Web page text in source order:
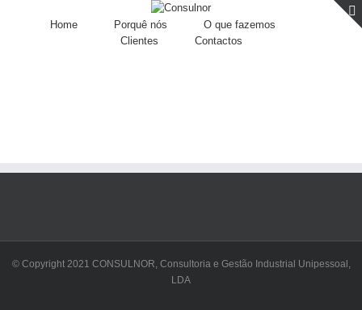
Home Porquê nós
O que fazemos
Clientes
Contactos
© Copyright 2021 CONSULNOR, Consultoria e Gestão Industrial Unipessoal,
LDA